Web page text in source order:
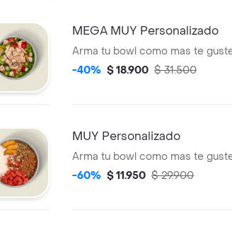
MEGA MUY Personalizado
Arma tu bowl como mas te
-40% $ 18.900 $ 31.500
MUY Personalizado
Arma tu bowl como mas te
-60% $ 11.950 $ 29.900